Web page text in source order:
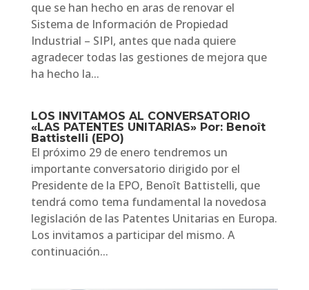
que se han hecho en aras de renovar el
Sistema de Información de Propiedad
Industrial – SIPI, antes que nada quiere
agradecer todas las gestiones de mejora que
ha hecho la...
LOS INVITAMOS AL CONVERSATORIO
«LAS PATENTES UNITARIAS» Por: Benoît
Battistelli (EPO)
El próximo 29 de enero tendremos un
importante conversatorio dirigido por el
Presidente de la EPO, Benoît Battistelli, que
tendrá como tema fundamental la novedosa
legislación de las Patentes Unitarias en Europa.
Los invitamos a participar del mismo. A
continuación...